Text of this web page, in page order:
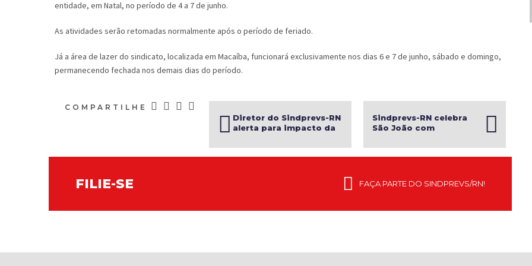
entidade, em Natal, no período de 4 a 7 de junho.
As atividades serão retomadas normalmente após o período de feriado.
Já a área de lazer do sindicato, localizada em Macaíba, funcionará exclusivamente nos dias 6 e 7 de junho, sábado e domingo,
permanecendo fechada nos demais dias do período.
COMPARTILHE
Diretor do Sindprevs-RN
alerta para impacto da
reportagem sobre fila
do INSS
Sindprevs-RN celebra
São João com
para a categoria
FILIE-SE FAÇA PARTE DO SINDPREVS/RN!